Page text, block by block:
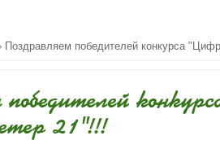
Поздравляем победителей конкурса
21"!!!